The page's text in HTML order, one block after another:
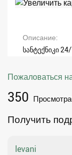
Описание
სანტექნიკი
Пожаловаться
350
Получить
levani